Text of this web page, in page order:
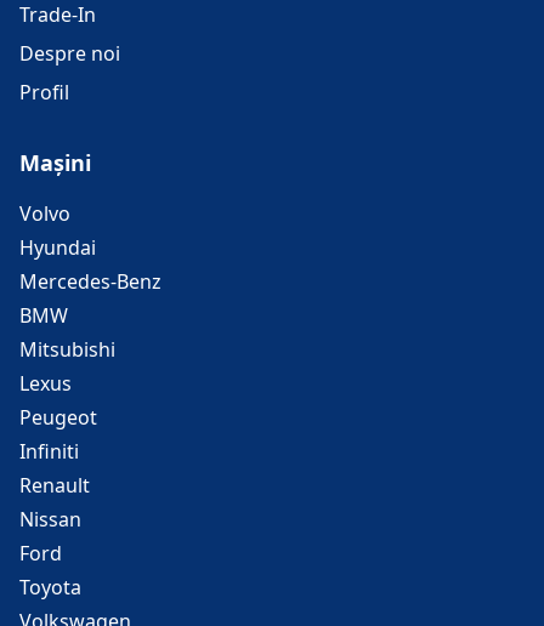
Trade-In
Despre noi
Profil
Mașini
Volvo
Hyundai
Mercedes-Benz
BMW
Mitsubishi
Lexus
Peugeot
Infiniti
Renault
Nissan
Ford
Toyota